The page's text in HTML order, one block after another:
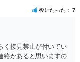
役にたった 7
く接見禁止が付いてい
絡があると思いますの